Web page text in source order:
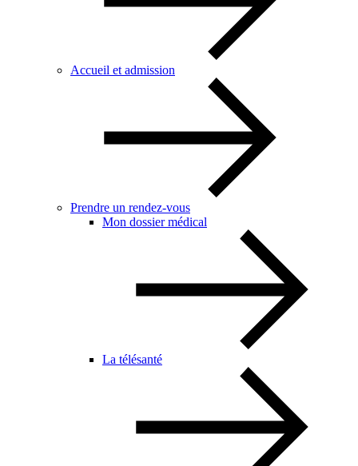
Accueil et admission
Prendre un rendez-vous
Mon dossier médical
La télésanté